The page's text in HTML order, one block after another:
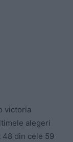
victoria
alegeri
48 din cele 59